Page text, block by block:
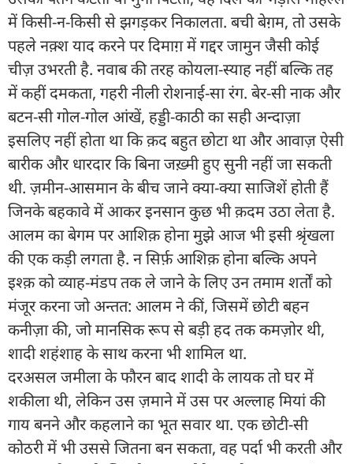
में किसी-न-किसी से झगड़कर निकालता. बची बेग़म, तो उसके
पहले नक़्श याद करने पर दिमाग़ में गद्दर जामुन जैसी कोई
चीज़ उभरती है. नवाब की तरह कोयला-स्याह नहीं बल्कि तह
में कहीं दमकता, गहरी नीली रोशनाई-सा रंग. बेर-सी नाक और
बटन-सी गोल-गोल आंखें, हड्डी-काठी का सही अन्दाज़ा
इसलिए नहीं होता था कि क़द बहुत छोटा था और आवाज़ ऐसी
बारीक और धारदार कि बिना जख़्मी हुए सुनी नहीं जा सकती
थी. ज़मीन-आसमान के बीच जाने क्या-क्या साजिशें होती हैं
जिनके बहकावे में आकर इनसान कुछ भी क़दम उठा लेता है.
आलम का बेगम पर आशिक़ होना मुझे आज भी इसी श्रृंखला
की एक कड़ी लगता है. न सिर्फ़ आशिक़ होना बल्कि अपने
इश्क़ को व्याह-मंडप तक ले जाने के लिए उन तमाम शर्तों को
मंजूर करना जो अन्तत: आलम ने कीं, जिसमें छोटी बहन
कनीज़ा की, जो मानसिक रूप से बड़ी हद तक कमज़ोर थी,
शादी शहंशाह के साथ करना भी शामिल था.
दरअसल जमीला के फौरन बाद शादी के लायक तो घर में
शकीला थी, लेकिन उस ज़माने में उस पर अल्लाह मियां की
गाय बनने और कहलाने का भूत सवार था. एक छोटी-सी
कोठरी में भी उससे जितना बन सकता, वह पर्दा भी करती और